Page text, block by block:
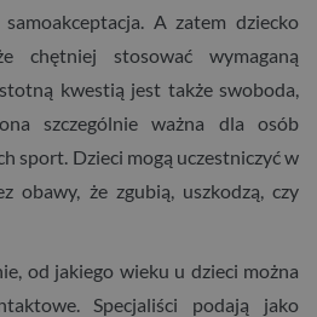
A zatem dziecko
chętniej stosować wymaganą
kwestią jest także swoboda,
szczególnie ważna dla osób
sport. Dzieci mogą uczestniczyć w
obawy, że zgubią, uszkodzą, czy
od jakiego wieku u dzieci można
Specjaliści podają jako